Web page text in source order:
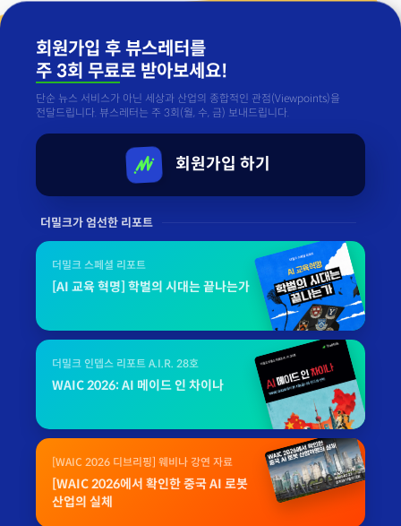
회원가입 후 뷰스레터를
주 3회 무료로 받아보세요!
단순 뉴스 서비스가 아닌 세상과 산업의 종합적인 관점(Viewpoints)을
전달드립니다. 뷰스레터는 주 3회(월, 수, 금) 보내드립니다.
회원가입 하기
더밀크가 엄선한 리포트
더밀크 스페셜 리포트
[AI 교육 혁명] 학벌의 시대는 끝나는가
더밀크 인뎁스 리포트 A.I.R. 28호
WAIC 2026: AI 메이드 인 차이나
[WAIC 2026 디브리핑] 웨비나 강연 자료
[WAIC 2026에서 확인한 중국 AI 로봇
산업의 실체